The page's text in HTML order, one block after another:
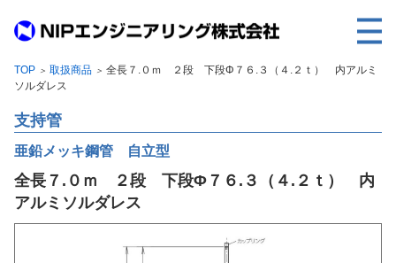
TOP
事業内容
取扱製品
各種実績
会社案内
TOP ＞ 取扱商品 ＞ 全長７.０ｍ ２段 下段Φ７６.３（４.２ｔ） 内アルミ
ソルダレス
支持管
亜鉛メッキ鋼管 自立型
全長７.０ｍ ２段 下段Φ７６.３（４.２ｔ） 内
アルミソルダレス